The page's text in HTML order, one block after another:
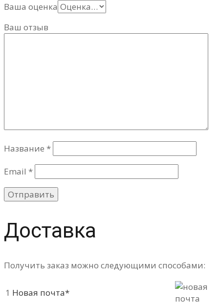
Ваша оценка
Ваш отзыв
Название *
Email *
Доставка
Получить заказ можно следующими способами:
1 Новая почта*